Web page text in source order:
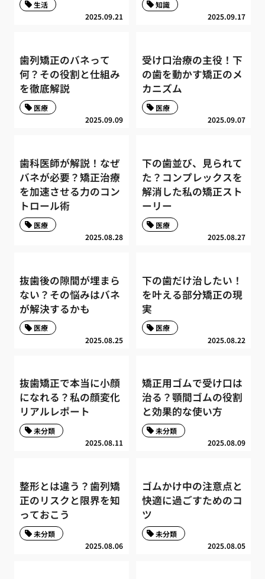
2025.09.21
生活
2025.09.17
知識
歯列矯正のバネって
何？その役割と仕組み
を徹底解説
2025.09.09
医療
受け口治療の主役！下
の歯を動かす矯正のメ
カニズム
2025.09.07
医療
歯科医師が解説！なぜ
バネが必要？矯正治療
を加速させる力のコン
トロール術
2025.08.28
医療
下の歯並び、見られて
た？コンプレックスを
解消した私の矯正スト
ーリー
2025.08.27
医療
抜歯後の隙間が埋まら
ない？その悩みはバネ
が解決するかも
2025.08.25
医療
下の歯だけ治したい！
を叶える部分矯正の現
実
2025.08.22
医療
抜歯矯正で本当に小顔
になれる？私の顔変化
リアルレポート
2025.08.11
未分類
矯正用ゴムで受け口は
治る？顎間ゴムの役割
と効果的な使い方
2025.08.09
未分類
整形とは違う？歯列矯
正のリスクと限界を知
っておこう
2025.08.06
未分類
ゴムかけ中の注意点と
快適に過ごすためのコ
ツ
2025.08.05
未分類